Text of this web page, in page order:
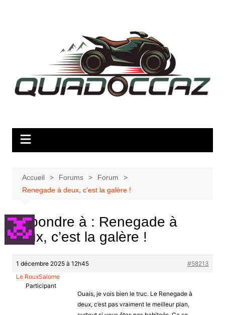
Accueil Forums
Forum
Renegade à deux, c’est la galère !
Répondre à : Renegade à
deux, c’est la galère !
1 décembre 2025 à 12h45
#58213
Le RouxSalome
Participant
Ouais, je vois bien le truc. Le Renegade à
deux, c’est pas vraiment le meilleur plan,